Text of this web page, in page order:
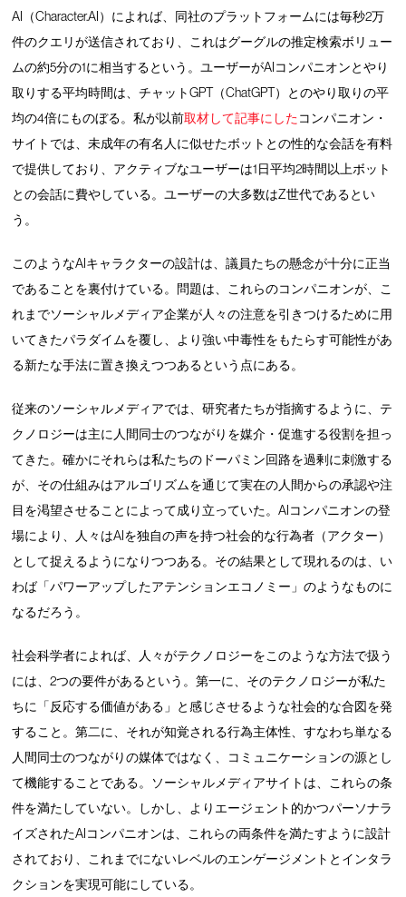
AI（Character.AI）によれば、同社のプラットフォームには毎秒2万
件のクエリが送信されており、これはグーグルの推定検索ボリュー
ムの約5分の1に相当するという。ユーザーがAIコンパニオンとやり
取りする平均時間は、チャットGPT（ChatGPT）とのやり取りの平
均の4倍にものぼる。私が以前取材して記事にしたコンパニオン・
サイトでは、未成年の有名人に似せたボットとの性的な会話を有料
で提供しており、アクティブなユーザーは1日平均2時間以上ボット
との会話に費やしている。ユーザーの大多数はZ世代であるとい
う。
このようなAIキャラクターの設計は、議員たちの懸念が十分に正当
であることを裏付けている。問題は、これらのコンパニオンが、こ
れまでソーシャルメディア企業が人々の注意を引きつけるために用
いてきたパラダイムを覆し、より強い中毒性をもたらす可能性があ
る新たな手法に置き換えつつあるという点にある。
従来のソーシャルメディアでは、研究者たちが指摘するように、テ
クノロジーは主に人間同士のつながりを媒介・促進する役割を担っ
てきた。確かにそれらは私たちのドーパミン回路を過剰に刺激する
が、その仕組みはアルゴリズムを通じて実在の人間からの承認や注
目を渇望させることによって成り立っていた。AIコンパニオンの登
場により、人々はAIを独自の声を持つ社会的な行為者（アクター）
として捉えるようになりつつある。その結果として現れるのは、い
わば「パワーアップしたアテンションエコノミー」のようなものに
なるだろう。
社会科学者によれば、人々がテクノロジーをこのような方法で扱う
には、2つの要件があるという。第一に、そのテクノロジーが私た
ちに「反応する価値がある」と感じさせるような社会的な合図を発
すること。第二に、それが知覚される行為主体性、すなわち単なる
人間同士のつながりの媒体ではなく、コミュニケーションの源とし
て機能することである。ソーシャルメディアサイトは、これらの条
件を満たしていない。しかし、よりエージェント的かつパーソナラ
イズされたAIコンパニオンは、これらの両条件を満たすように設計
されており、これまでにないレベルのエンゲージメントとインタラ
クションを実現可能にしている。